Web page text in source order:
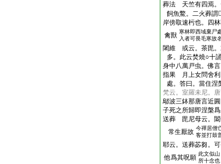
葬法 天竺有四焉。
飼魚鱉。二火葬謂
岸傍取速杇也。四
禽獸 寒林即西域棄尸
入者可畏毛寒故
闍維 或云。茶毘。
多。此云焚燒○十
身中八萬戸虫。佛
指果 月上女問舍利
處。答曰。當住涅
梵云。室羅未尼。
鄔波三鉢那唐言近
子死之所歸即涅槃
送葬 毘尼母云。闔
常生厭故 今禪居僧
客並打鼓
耶云。送葬苾芻。
他爲其呪願 此文似山
所十念也